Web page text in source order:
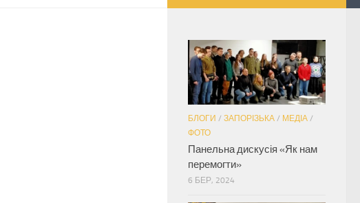
БЛОГИ / ЗАПОРІЗЬКА / МЕДІА /
ФОТО
Панельна дискусія «Як нам
перемогти»
6 БЕР, 2024